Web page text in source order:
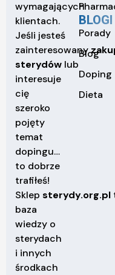
wymagających
klientach.
Jeśli jesteś
zainteresowany
sterydów lub
interesuje
cię
szeroko
pojęty
temat
dopingu…
to dobrze
trafiłeś!
Sklep sterydy.org.pl
baza
wiedzy o
sterydach
i innych
środkach
BLOGI
Porady
Blog
Doping
Dieta